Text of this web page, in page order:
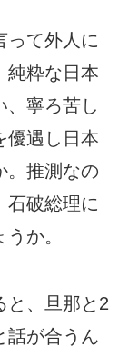
って外人に
純粋な日本
、寧ろ苦し
優遇し日本
。推測なの
石破総理に
か。
と、旦那と2
話が合うん